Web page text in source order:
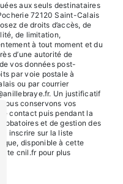
aux seuls destinataires
72120 Saint-Calais
de droits d’accès, de
de limitation,
à tout moment et du
d’une autorité de
vos données post-
par voie postale à
ou par courrier
Un justificatif
conservons vos
contact puis pendant la
et de gestion des
inscrire sur la liste
disponible à cette
cnil.fr pour plus